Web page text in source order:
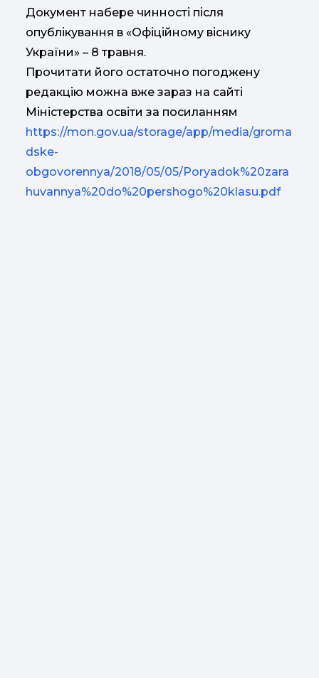
Документ набере чинності після
опублікування в «Офіційному віснику
України» – 8 травня.
Прочитати його остаточно погоджену
редакцію можна вже зараз на сайті
Міністерства освіти за посиланням
https://mon.gov.ua/storage/app/media/groma
dske-
obgovorennya/2018/05/05/Poryadok%20zara
huvannya%20do%20pershogo%20klasu.pdf